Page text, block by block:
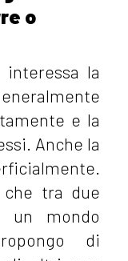
o
la
e la
Anche la
tra due
un mondo
di